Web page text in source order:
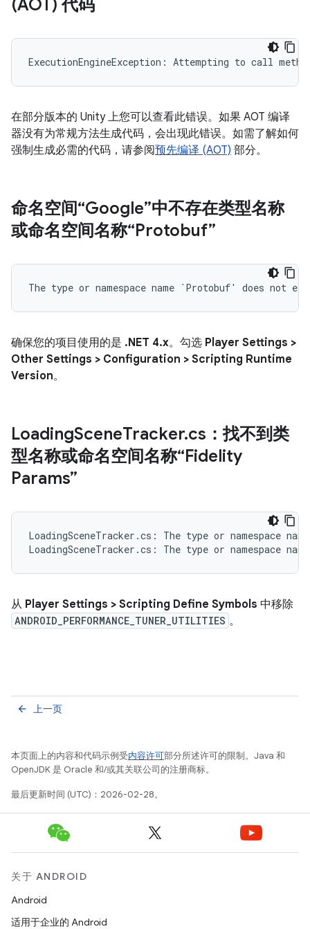
(AOT) 代码
在部分版本的 Unity 上您可以查看此错误。如果 AOT 编译
器没有为常规方法生成代码，会出现此错误。如需了解如何
强制生成必需的代码，请参阅预先编译 (AOT) 部分。
命名空间“Google”中不存在类型名称
或命名空间名称“Protobuf”
确保您的项目使用的是 .NET 4.x。勾选 Player Settings >
Other Settings > Configuration > Scripting Runtime
Version。
LoadingSceneTracker.cs：找不到类
型名称或命名空间名称“Fidelity
Params”
LoadingSceneTracker.cs: The type or namespace
从 Player Settings > Scripting Define Symbols 中移除
ANDROID_PERFORMANCE_TUNER_UTILITIES 。
上一页
arrow_back
本页面上的内容和代码示例受内容许可部分所述许可的限制。Java 和
OpenJDK 是 Oracle 和/或其关联公司的注册商标。
最后更新时间 (UTC)：2026-02-28。
关于 ANDROID
Android
适用于企业的 Android